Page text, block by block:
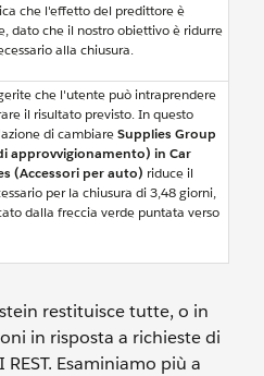
che l'effetto del predittore è
dato che il nostro obiettivo è ridurre
alla chiusura.
che l'utente può intraprendere
il risultato previsto. In questo
di cambiareSupplies Group
approvvigionamento) in Car
(Accessori per auto) riduce il
per la chiusura di 3,48 giorni,
dalla freccia verde puntata verso
restituisce tutte, o in
in risposta a richieste di
Esaminiamo più a